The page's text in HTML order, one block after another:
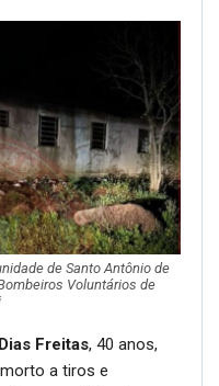
de Santo Antônio de
Voluntários de
Freitas, 40 anos,
a tiros e